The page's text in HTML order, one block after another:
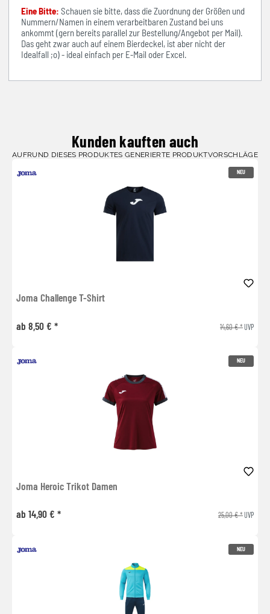
Eine Bitte: Schauen sie bitte, dass die Zuordnung der Größen und
Nummern/Namen in einem verarbeitbaren Zustand bei uns
ankommt (gern bereits parallel zur Bestellung/Angebot per Mail).
Das geht zwar auch auf einem Bierdeckel, ist aber nicht der
Idealfall ;o) - ideal einfach per E-Mail oder Excel.
Kunden kauften auch
AUFRUND DIESES PRODUKTES GENERIERTE PRODUKTVORSCHLÄGE
NEU
Joma Challenge T-Shirt
ab 8,50 € * 14,60 € *UVP
NEU
Joma Heroic Trikot Damen
ab 14,90 € * 25,00 € *UVP
NEU